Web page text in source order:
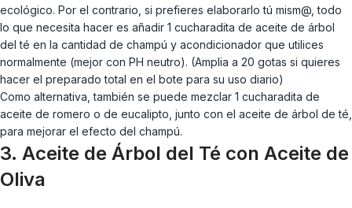
ecológico. Por el contrario, si prefieres elaborarlo tú mism@, todo
lo que necesita hacer es añadir 1 cucharadita de aceite de árbol
del té en la cantidad de champú y acondicionador que utilices
normalmente (mejor con PH neutro). (Amplia a 20 gotas si quieres
hacer el preparado total en el bote para su uso diario)
Como alternativa, también se puede mezclar 1 cucharadita de
aceite de romero o de eucalipto, junto con el aceite de árbol de té,
para mejorar el efecto del champú.
3. Aceite de Árbol del Té con Aceite de
Oliva